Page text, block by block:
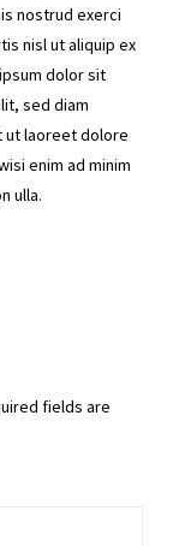
nostrud exerci
nisl ut aliquip ex
dolor sit
sed diam
ut laoreet dolore
enim ad minim
ulla.
fields are